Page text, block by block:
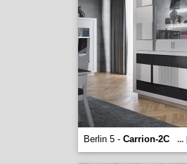
Berlin 5 - Carrion-2C ...